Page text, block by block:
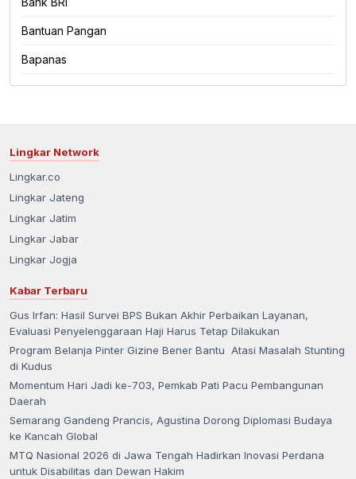
Bantuan Pangan
Bapanas
Lingkar Network
Lingkar.co
Lingkar Jateng
Lingkar Jatim
Lingkar Jabar
Lingkar Jogja
Kabar Terbaru
Gus Irfan: Hasil Survei BPS Bukan Akhir Perbaikan Layanan,
Evaluasi Penyelenggaraan Haji Harus Tetap Dilakukan
Program Belanja Pinter Gizine Bener Bantu Atasi Masalah Stunting
di Kudus
Momentum Hari Jadi ke-703, Pemkab Pati Pacu Pembangunan
Daerah
Semarang Gandeng Prancis, Agustina Dorong Diplomasi Budaya
ke Kancah Global
MTQ Nasional 2026 di Jawa Tengah Hadirkan Inovasi Perdana
untuk Disabilitas dan Dewan Hakim